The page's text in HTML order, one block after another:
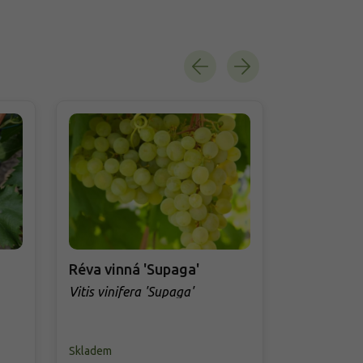
Réva vinná 'Supaga'
Vitis vinifera 'Supaga'
Skladem